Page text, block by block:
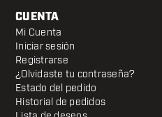
CUENTA
Mi Cuenta
Iniciar sesión
Registrarse
¿Olvidaste tu contraseña?
Estado del pedido
Historial de pedidos